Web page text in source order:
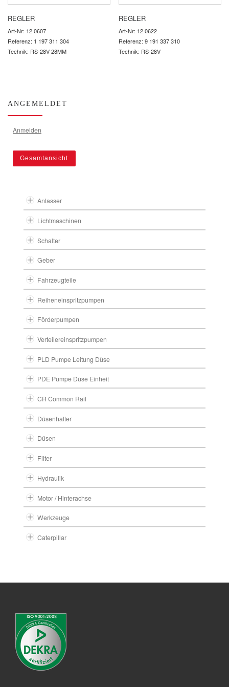
REGLER
Art-Nr: 12 0607
Referenz: 1 197 311 304
Technik: RS-28V 28MM
REGLER
Art-Nr: 12 0622
Referenz: 9 191 337 310
Technik: RS-28V
ANGEMELDET
Anmelden
Gesamtansicht
Anlasser
Lichtmaschinen
Schalter
Geber
Fahrzeugteile
Reiheneinspritzpumpen
Förderpumpen
Verteilereinspritzpumpen
PLD Pumpe Leitung Düse
PDE Pumpe Düse Einheit
CR Common Rail
Düsenhalter
Düsen
Filter
Hydraulik
Motor / Hinterachse
Werkzeuge
Caterpillar